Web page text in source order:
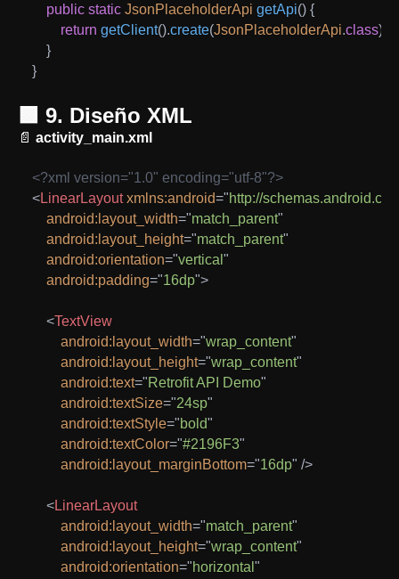
public static JsonPlaceholderApi getApi() {
return getClient().create(JsonPlaceholderApi.class)
}
}
🟩 9. Diseño XML
📄 activity_main.xml
<?xml version="1.0" encoding="utf-8"?>
<LinearLayout xmlns:android="http://
android: layout_width="match_parent"
android: layout_height="match_parent"
android:orientation="vertical "
android:padding="16dp">
<TextView
android: layout_width="wrap_content"
android: layout_height="wrap_content"
android:text="Retrofit API Demo"
android:textSize="24sp"
android:textStyle="bold"
android:textColor="#2196F3"
android: layout_marginBottom="16dp" />
<LinearLayout
android: layout_width="match_parent"
android: layout_height="wrap_content"
android:orientation="horizontal "